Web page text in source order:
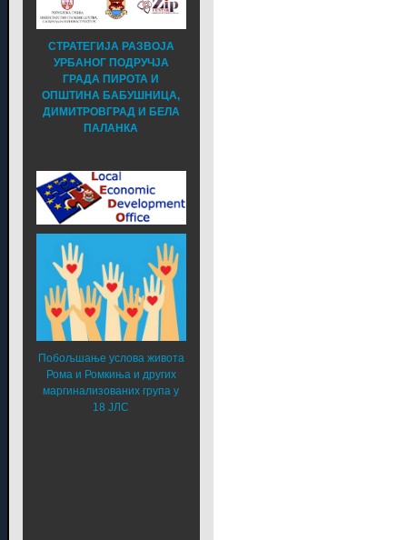
СТРАТЕГИЈА РАЗВОЈА
УРБАНОГ ПОДРУЧЈА
ГРАДА ПИРОТА И
ОПШТИНА БАБУШНИЦА,
ДИМИТРОВГРАД И БЕЛА
ПАЛАНКА
Побољшање услова живота
Рома и Ромкиња и других
маргинализованих група у
18 ЈЛС